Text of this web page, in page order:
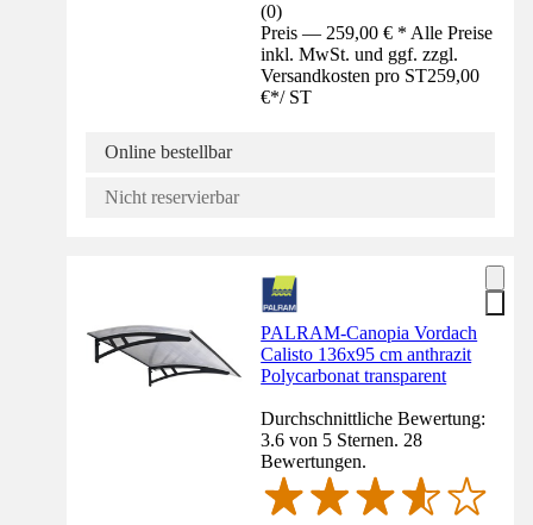
(0)
Preis — 259,00 € * Alle Preise
inkl. MwSt. und ggf. zzgl.
Versandkosten pro ST259,00
€*/ ST
Online bestellbar
Nicht reservierbar
PALRAM-Canopia Vordach
Calisto 136x95 cm anthrazit
Polycarbonat transparent
Durchschnittliche Bewertung:
3.6 von 5 Sternen. 28
Bewertungen.